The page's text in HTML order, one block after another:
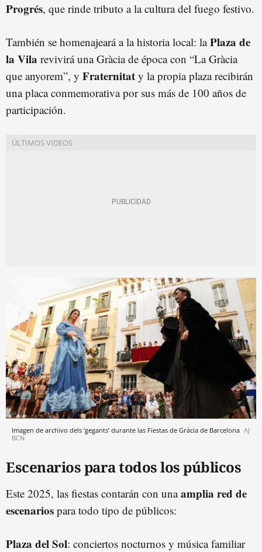
Progrés, que rinde tributo a la cultura del fuego festivo.
También se homenajeará a la historia local: laPlaza de
la Vila revivirá una Gràcia de época con “La Gràcia
que anyorem”, y Fraternitat y la propia plaza recibirán
una placa conmemorativa por sus más de 100 años de
participación.
Imagen de archivo dels ‘gegants’ durante las Fiestas de Gràcia de Barcelona AJ
BCN
Escenarios para todos los públicos
Este 2025, las fiestas contarán con unaamplia red de
escenarios para todo tipo de públicos:
Plaza del Sol: conciertos nocturnos y música familiar